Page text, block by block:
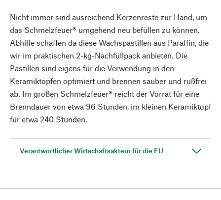
Nicht immer sind ausreichend Kerzenreste zur Hand, um
das Schmelzfeuer® umgehend neu befüllen zu können.
Abhilfe schaffen da diese Wachspastillen aus Paraffin, die
wir im praktischen 2-kg-Nachfüllpack anbieten. Die
Pastillen sind eigens für die Verwendung in den
Keramiktöpfen optimiert und brennen sauber und rußfrei
ab. Im großen Schmelzfeuer® reicht der Vorrat für eine
Brenndauer von etwa 96 Stunden, im kleinen Keramiktopf
für etwa 240 Stunden.
Verantwortlicher Wirtschaftsakteur für die EU